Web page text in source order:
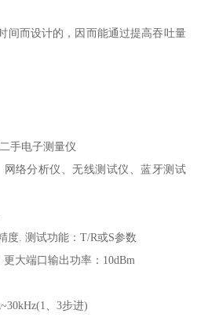
间而设计的，因而能通过提高吞吐量
手电子测量仪
络分析仪、无线测试仪、蓝牙测试
度. 测试功能：T/R或S参数
大端口输出功率：10dBm
、3步进)